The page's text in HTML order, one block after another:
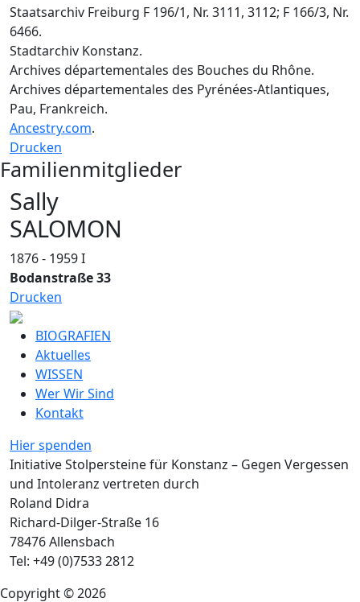
Staatsarchiv Freiburg F 196/1, Nr. 3111, 3112; F 166/3, Nr.
6466.
Stadtarchiv Konstanz.
Archives départementales des Bouches du Rhône.
Archives départementales des Pyrénées-Atlantiques,
Pau, Frankreich.
Ancestry.com.
Drucken
Familienmitglieder
Sally
SALOMON
1876 - 1959I
Bodanstraße 33
Drucken
BIOGRAFIEN
Aktuelles
WISSEN
Wer Wir Sind
Kontakt
Hier spenden
Initiative Stolpersteine für Konstanz – Gegen Vergessen
und Intoleranz vertreten durch
Roland Didra
Richard-Dilger-Straße 16
78476 Allensbach
Tel: +49 (0)7533 2812
Copyright © 2026